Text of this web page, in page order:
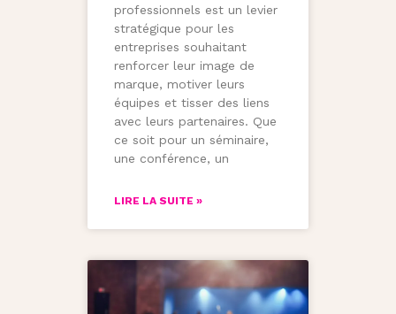
professionnels est un levier
stratégique pour les
entreprises souhaitant
renforcer leur image de
marque, motiver leurs
équipes et tisser des liens
avec leurs partenaires. Que
ce soit pour un séminaire,
une conférence, un
LIRE LA SUITE »